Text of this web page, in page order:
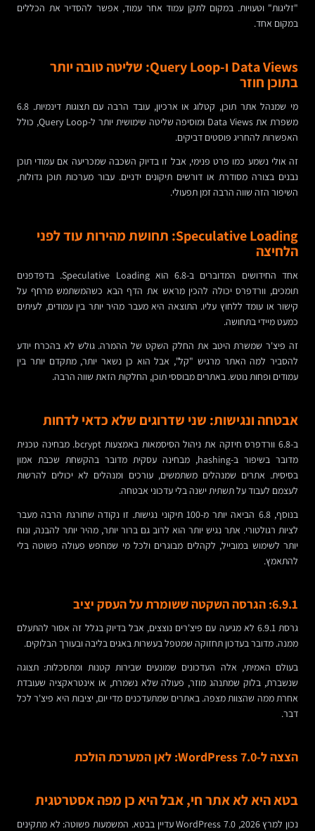
"זליגות" וטעויות. במקום לתקן עמוד אחר עמוד, אפשר להסדיר את הכללים
במקום אחד.
Data Views ו-Query Loop: שליטה טובה יותר
בתוכן חוזר
מי שמנהל אתר תוכן, קטלוג או ארכיון, עובד הרבה עם תצוגות דינמיות. 6.8
משפרת את Data Views ומוסיפה שליטה שימושית יותר ל-Query Loop, כולל
האפשרות להחריג פוסטים דביקים.
זה אולי נשמע כמו פרט פנימי, אבל זו בדיוק השכבה שמכריעה אם עמודי תוכן
נבנים בצורה מסודרת או דורשים תיקונים ידניים. עבור מערכות תוכן גדולות,
השיפור הזה שווה הרבה זמן תפעולי.
Speculative Loading: תחושת מהירות עוד לפני
הלחיצה
אחד החידושים המדוברים ב-6.8 הוא Speculative Loading. בדפדפנים
תומכים, וורדפרס יכולה להכין מראש את הדף הבא כשהמשתמש מרחף על
קישור או עומד ללחוץ עליו. התוצאה היא מעבר מהיר יותר בין עמודים, לעיתים
כמעט מיידי בתחושה.
זה פיצ'ר שמשרת היטב את החלק השקט של ההמרה. גולש לא בהכרח יודע
להסביר למה האתר מרגיש "קל", אבל הוא כן נשאר יותר, מתקדם יותר בין
עמודים ופחות נוטש. באתרים מבוססי תוכן, החלקות הזאת שווה הרבה.
אבטחה ונגישות: שני שדרוגים שלא כדאי לדחות
ב-6.8 וורדפרס חיזקה את ניהול הסיסמאות באמצעות bcrypt. מבחינה טכנית
מדובר בשיפור ב-hashing, מבחינה עסקית מדובר בהקשחת שכבת אמון
בסיסית. אתרים שמנהלים משתמשים, עורכים ומנהלים לא יכולים להרשות
לעצמם לעבוד על תשתית ישנה בלי עדכוני אבטחה.
בנוסף, 6.8 הביאה יותר מ-100 תיקוני נגישות. זו נקודה שחורגת הרבה מעבר
לציות רגולטורי. אתר נגיש יותר הוא לרוב גם ברור יותר, מהיר יותר להבנה, ונוח
יותר לשימוש במובייל, לקהלים מבוגרים ולכל מי שמחפש פעולה פשוטה בלי
להתאמץ.
6.9.1: הגרסה השקטה ששומרת על העסק יציב
גרסת 6.9.1 לא מגיעה עם פיצ'רים נוצצים, אבל בדיוק בגלל זה אסור להתעלם
ממנה. מדובר בעדכון תחזוקה שמטפל בעשרות באגים בליבה ובעורך הבלוקים.
בעולם האמיתי, אלה העדכונים שמונעים שבירות קטנות ומתסכלות: תצוגה
שנשברת, בלוק שמתנהג מוזר, פעולה שלא נשמרת, או אינטראקציה שעובדת
אחרת ממה שהצוות מצפה. באתרים שמתעדכנים מדי יום, יציבות היא פיצ'ר לכל
דבר.
הצצה ל-WordPress 7.0: לאן המערכת הולכת
בטא היא לא אתר חי, אבל היא כן מפה אסטרטגית
נכון למרץ 2026, WordPress 7.0 עדיין בבטא. המשמעות פשוטה: לא מתקינים